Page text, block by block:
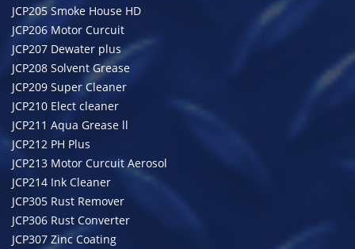
JCP205 Smoke House HD
JCP206 Motor Curcuit
JCP207 Dewater plus
JCP208 Solvent Grease
JCP209 Super Cleaner
JCP210 Elect cleaner
JCP211 Aqua Grease ll
JCP212 PH Plus
JCP213 Motor Curcuit Aerosol
JCP214 Ink Cleaner
JCP305 Rust Remover
JCP306 Rust Converter
JCP307 Zinc Coating